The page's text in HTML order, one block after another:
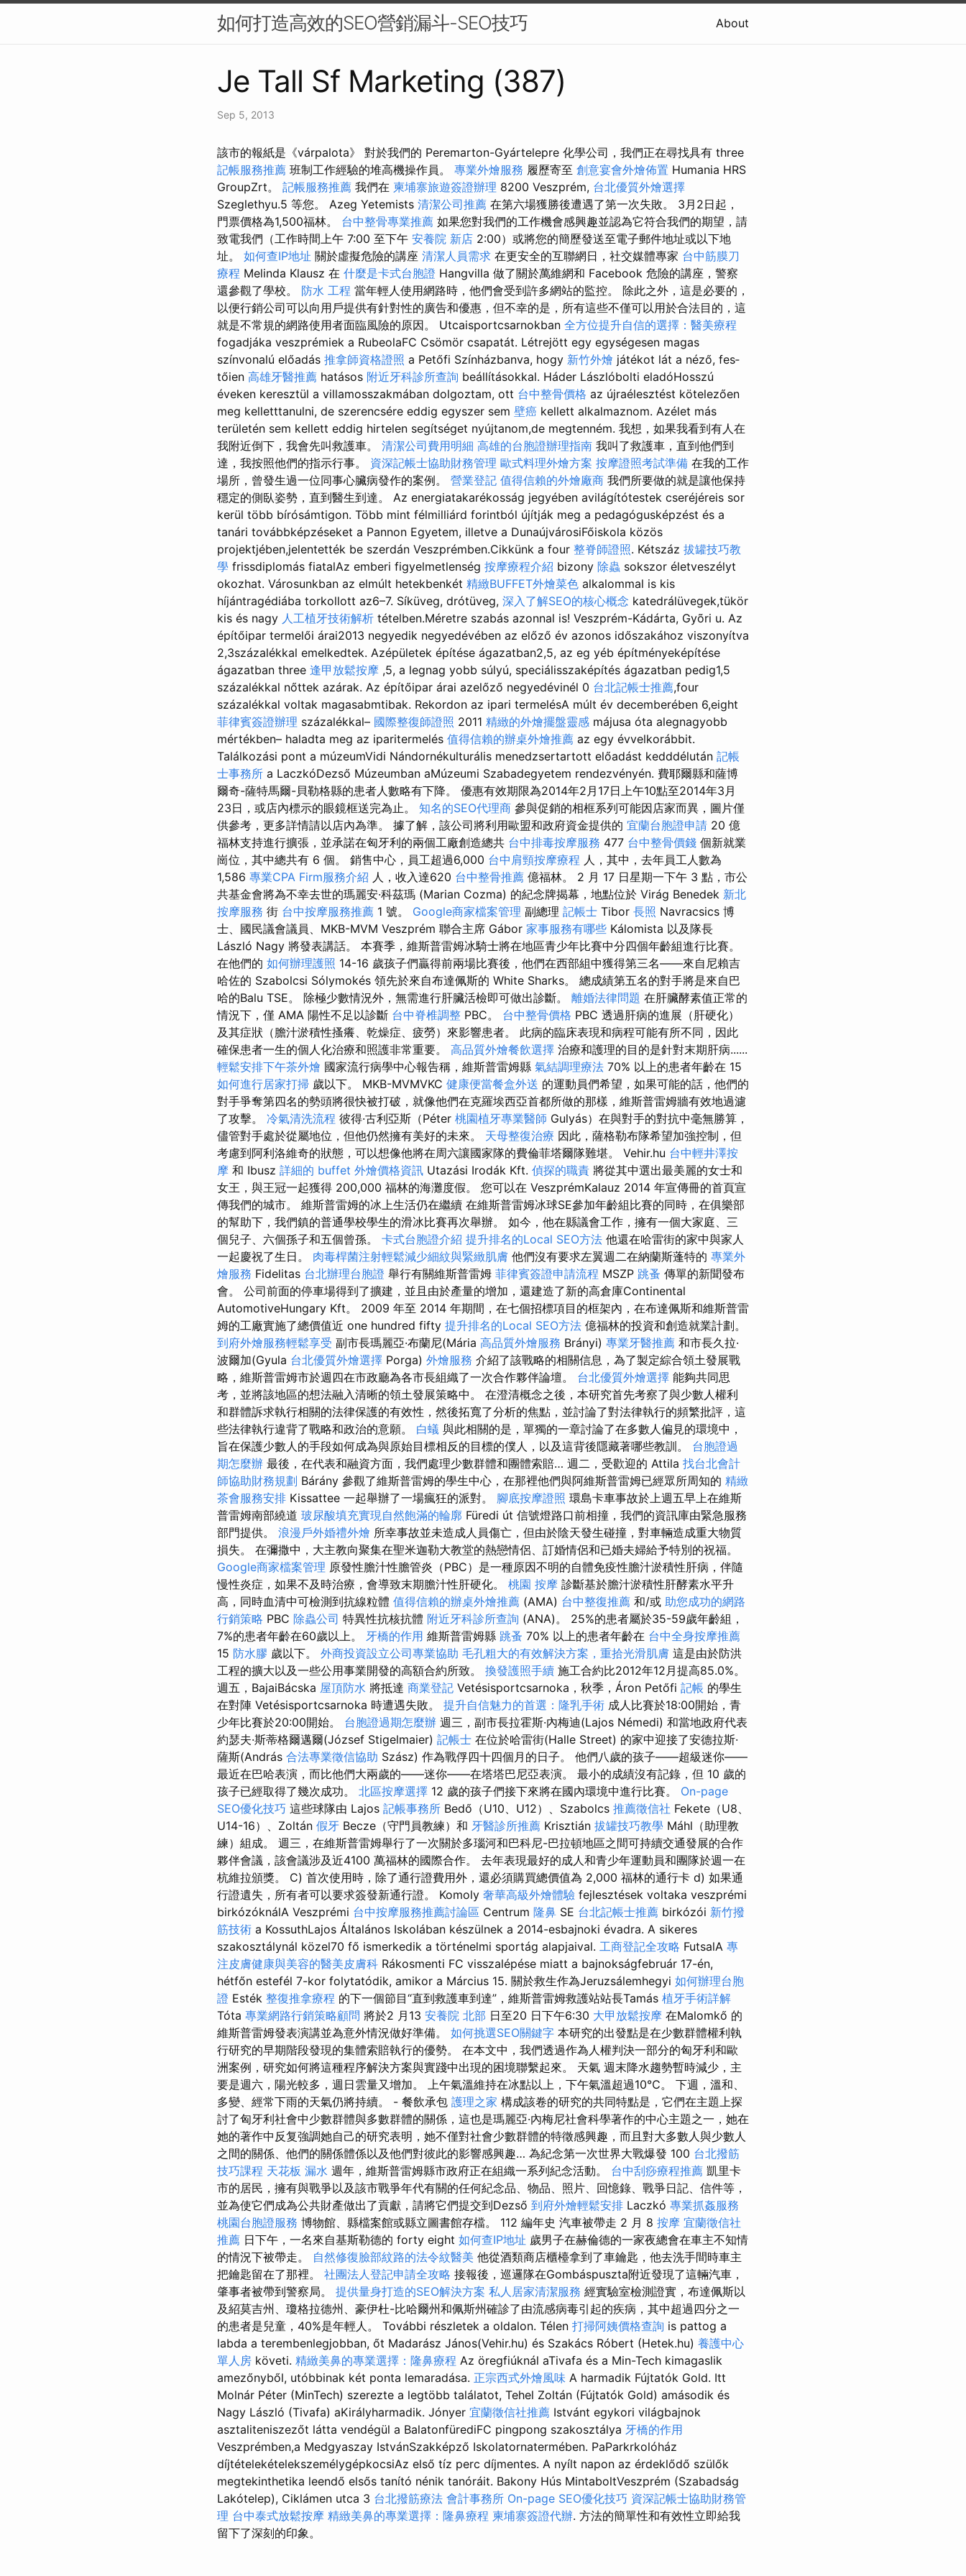
如何打造高效的SEO營銷漏斗-SEO技巧 About
Je Tall Sf Marketing (387)
Sep 5, 2013
該市的報紙是《várpalota》 對於我們的 Peremarton-Gyártelepre 化學公司，我們正在尋找具有 three
記帳服務推薦 班制工作經驗的堆高機操作員。 專業外燴服務 履歷寄至 創意宴會外燴佈置 Humania HRS
GroupZrt。 記帳服務推薦 我們在 柬埔寨旅遊簽證辦理 8200 Veszprém, 台北優質外燴選擇
Szeglethyu.5 等您。 Azeg Yetemists 清潔公司推薦 在第六場獲勝後遭遇了第一次失敗。 3月2日起，
門票價格為1,500福林。 台中整骨專業推薦 如果您對我們的工作機會感興趣並認為它符合我們的期望，請
致電我們（工作時間上午 7:00 至下午 安養院 新店 2:00）或將您的簡歷發送至電子郵件地址或以下地
址。 如何查IP地址 關於虛擬危險的講座 清潔人員需求 在更安全的互聯網日，社交媒體專家 台中筋膜刀
療程 Melinda Klausz 在 什麼是卡式台胞證 Hangvilla 做了關於萬維網和 Facebook 危險的講座，警察
還參觀了學校。 防水 工程 當年輕人使用網路時，他們會受到許多網站的監控。 除此之外，這是必要的，
以便行銷公司可以向用戶提供有針對性的廣告和優惠，但不幸的是，所有這些不僅可以用於合法目的，這
就是不常規的網路使用者面臨風險的原因。 Utcaisportcsarnokban 全方位提升自信的選擇：醫美療程
fogadjáka veszprémiek a RubeolaFC Csömör csapatát. Létrejött egy egységesen magas
színvonalú előadás 推拿師資格證照 a Petőfi Színházbanva, hogy 新竹外燴 játékot lát a néző, fes­
tőien 高雄牙醫推薦 hatásos 附近牙科診所查詢 beállításokkal. Háder Lászlóbolti eladóHosszú
éveken keresztül a villamosszakmában dolgoztam, ott 台中整骨價格 az újraélesztést kötelezően
meg kelletttanulni, de szerencsére eddig egyszer sem 壁癌 kellett alkalmaznom. Azélet más
területén sem kellett eddig hirtelen segítséget nyújtanom,de megtenném. 我想，如果我看到有人在
我附近倒下，我會先叫救護車。 清潔公司費用明細 高雄的台胞證辦理指南 我叫了救護車，直到他們到
達，我按照他們的指示行事。 資深記帳士協助財務管理 歐式料理外燴方案 按摩證照考試準備 在我的工作
場所，曾發生過一位同事心臟病發作的案例。 營業登記 值得信賴的外燴廠商 我們所要做的就是讓他保持
穩定的側臥姿勢，直到醫生到達。 Az energiatakarékosság jegyében avilágítótestek cseréjéreis sor
kerül több bírósámtigon. Több mint félmilliárd forintból újítják meg a pedagógusképzést és a
tanári továbbképzéseket a Pannon Egyetem, illetve a DunaújvárosiFőiskola közös
projektjében,jelentették be szerdán Veszp­rémben.Cikkünk a four 整脊師證照. Kétszáz 拔罐技巧教
學 frissdiplomás fiatalAz emberi figyelmetlenség 按摩療程介紹 bizony 除蟲 sokszor életveszélyt
okozhat. Városunkban az elmúlt hetekbenkét 精緻BUFFET外燴菜色 alkalommal is kis
híjántragédiába torkollott az6–7. Síküveg, drótüveg, 深入了解SEO的核心概念 katedrálüvegek,tükör
kis és nagy 人工植牙技術解析 tételben.Méretre szabás azonnal is! Veszprém-Kádárta, Gyõri u. Az
építőipar termelői árai2013 negyedik negyedévében az előző év azonos időszakához viszonyítva
2,3százalékkal emelkedtek. Azépületek építése ágazatban2,5, az eg yéb építményeképítése
ágazatban three 逢甲放鬆按摩 ,5, a legnag yobb súlyú, speciálisszaképítés ágazatban pedig1,5
százalékkal nőttek azárak. Az építőipar árai azelőző negyedévinél 0 台北記帳士推薦,four
százalékkal voltak magasabmtibak. Rekordon az ipari termelésA múlt év decemberében 6,eight
菲律賓簽證辦理 százalékkal– 國際整復師證照 2011 精緻的外燴擺盤靈感 májusa óta alegnagyobb
mértékben– haladta meg az iparitermelés 值得信賴的辦桌外燴推薦 az egy évvelkorábbit.
Találkozási pont a múzeumVidi Nándornékulturális menedzsertartott előadást kedddélután 記帳
士事務所 a LaczkóDezső Múzeumban aMúzeumi Szabadegye­tem rendezvényén. 費耶爾縣和薩博
爾奇-薩特馬爾-貝勒格縣的患者人數略有下降。 優惠有效期限為2014年2月17日上午10點至2014年3月
23日，或店內標示的眼鏡框送完為止。 知名的SEO代理商 參與促銷的相框系列可能因店家而異，圖片僅
供參考，更多詳情請以店內為準。 據了解，該公司將利用歐盟和政府資金提供的 宜蘭台胞證申請 20 億
福林支持進行擴張，並承諾在匈牙利的兩個工廠創造總共 台中排毒按摩服務 477 台中整骨價錢 個新就業
崗位，其中總共有 6 個。 銷售中心，員工超過6,000 台中肩頸按摩療程 人，其中，去年員工人數為
1,586 專業CPA Firm服務介紹 人，收入達620 台中整骨推薦 億福林。 2 月 17 日星期一下午 3 點，市公
共基金會將為不幸去世的瑪麗安·科茲瑪 (Marian Cozma) 的紀念牌揭幕，地點位於 Virág Benedek 新北
按摩服務 街 台中按摩服務推薦 1 號。 Google商家檔案管理 副總理 記帳士 Tibor 長照 Navracsics 博
士、國民議會議員、MKB-MVM Veszprém 聯合主席 Gábor 家事服務有哪些 Kálomista 以及隊長
László Nagy 將發表講話。 本賽季，維斯普雷姆冰騎士將在地區青少年比賽中分四個年齡組進行比賽。
在他們的 如何辦理護照 14-16 歲孩子們贏得前兩場比賽後，他們在西部組中獲得第三名——來自尼賴吉
哈佐的 Szabolcsi Sólymokés 領先於來自布達佩斯的 White Sharks。 總成績第五名的對手將是來自巴
哈的Balu TSE。 除極少數情況外，無需進行肝臟活檢即可做出診斷。 離婚法律問題 在肝臟酵素值正常的
情況下，僅 AMA 陽性不足以診斷 台中脊椎調整 PBC。 台中整骨價格 PBC 透過肝病的進展（肝硬化）
及其症狀（膽汁淤積性搔癢、乾燥症、疲勞）來影響患者。 此病的臨床表現和病程可能有所不同，因此
確保患者一生的個人化治療和照護非常重要。 高品質外燴餐飲選擇 治療和護理的目的是針對末期肝病......
輕鬆安排下午茶外燴 國家流行病學中心報告稱，維斯普雷姆縣 氣結調理療法 70% 以上的患者年齡在 15
如何進行居家打掃 歲以下。 MKB-MVMVKC 健康便當餐盒外送 的運動員們希望，如果可能的話，他們的
對手爭奪第四名的勢頭將很快被打破，就像他們在克羅埃西亞首都所做的那樣，維斯普雷姆牆有效地過濾
了攻擊。 冷氣清洗流程 彼得·古利亞斯（Péter 桃園植牙專業醫師 Gulyás）在與對手的對抗中毫無勝算，
儘管對手處於從屬地位，但他仍然擁有美好的未來。 天母整復治療 因此，薩格勒布隊希望加強控制，但
考慮到阿利洛維奇的狀態，可以想像他將在周六讓國家隊的費倫菲塔爾隊難堪。 Vehir.hu 台中輕井澤按
摩 和 Ibusz 詳細的 buffet 外燴價格資訊 Utazási Irodák Kft. 偵探的職責 將從其中選出最美麗的女士和
女王，與王冠一起獲得 200,000 福林的海灘度假。 您可以在 VeszprémKalauz 2014 年宣傳冊的首頁宣
傳我們的城市。 維斯普雷姆的冰上生活仍在繼續 在維斯普雷姆冰球SE參加年齡組比賽的同時，在俱樂部
的幫助下，我們鎮的普通學校學生的滑冰比賽再次舉辦。 如今，他在縣議會工作，擁有一個大家庭、三
個兒子、六個孫子和五個曾孫。 卡式台胞證介紹 提升排名的Local SEO方法 他還在哈雷街的家中與家人
一起慶祝了生日。 肉毒桿菌注射輕鬆減少細紋與緊緻肌膚 他們沒有要求左翼週二在納蘭斯蓬特的 專業外
燴服務 Fidelitas 台北辦理台胞證 舉行有關維斯普雷姆 菲律賓簽證申請流程 MSZP 跳蚤 傳單的新聞發布
會。 公司前面的停車場得到了擴建，並且由於產量的增加，還建造了新的高倉庫Continental
AutomotiveHungary Kft。 2009 年至 2014 年期間，在七個招標項目的框架內，在布達佩斯和維斯普雷
姆的工廠實施了總價值近 one hundred fifty 提升排名的Local SEO方法 億福林的投資和創造就業計劃。
到府外燴服務輕鬆享受 副市長瑪麗亞·布蘭尼(Mária 高品質外燴服務 Brányi) 專業牙醫推薦 和市長久拉·
波爾加(Gyula 台北優質外燴選擇 Porga) 外燴服務 介紹了該戰略的相關信息，為了製定綜合領土發展戰
略，維斯普雷姆市於週四在市政廳為各市長組織了一次合作夥伴論壇。 台北優質外燴選擇 能夠共同思
考，並將該地區的想法融入清晰的領土發展策略中。 在澄清概念之後，本研究首先考察了與少數人權利
和群體訴求執行相關的法律保護的有效性，然後拓寬了分析的焦點，並討論了對法律執行的頻繁批評，這
些法律執行違背了戰略和政治的意願。 白蟻 與此相關的是，單獨的一章討論了在多數人偏見的環境中，
旨在保護少數人的手段如何成為與原始目標相反的目標的僕人，以及這背後隱藏著哪些教訓。 台胞證過
期怎麼辦 最後，在代表和融資方面，我們處理少數群體和團體索賠… 週二，受歡迎的 Attila 找台北會計
師協助財務規劃 Bárány 參觀了維斯普雷姆的學生中心，在那裡他們與阿維斯普雷姆已經眾所周知的 精緻
茶會服務安排 Kissattee 一起舉辦了一場瘋狂的派對。 腳底按摩證照 環島卡車事故於上週五早上在維斯
普雷姆南部繞道 玻尿酸填充實現自然飽滿的輪廓 Füredi út 信號燈路口前相撞，我們的資訊庫由緊急服務
部門提供。 浪漫戶外婚禮外燴 所幸事故並未造成人員傷亡，但由於陰天發生碰撞，對車輛造成重大物質
損失。 在彌撒中，大主教向聚集在聖米迦勒大教堂的熱戀情侶、訂婚情侶和已婚夫婦給予特別的祝福。
Google商家檔案管理 原發性膽汁性膽管炎（PBC）是一種原因不明的自體免疫性膽汁淤積性肝病，伴隨
慢性炎症，如果不及時治療，會導致末期膽汁性肝硬化。 桃園 按摩 診斷基於膽汁淤積性肝酵素水平升
高，同時血清中可檢測到抗線粒體 值得信賴的辦桌外燴推薦 (AMA) 台中整復推薦 和/或 助您成功的網路
行銷策略 PBC 除蟲公司 特異性抗核抗體 附近牙科診所查詢 (ANA)。 25%的患者屬於35​​-59歲年齡組，
7%的患者年齡在60歲以上。 牙橋的作用 維斯普雷姆縣 跳蚤 70% 以上的患者年齡在 台中全身按摩推薦
15 防水膠 歲以下。 外商投資設立公司專業協助 毛孔粗大的有效解決方案，重拾光滑肌膚 這是由於防洪
工程的擴大以及一些公用事業開發的高額合約所致。 換發護照手續 施工合約比2012年12月提高85.0%。
週五，BajaiBácska 屋頂防水 將抵達 商業登記 Vetésisportcsarnoka，秋季，Áron Petőfi 記帳 的學生
在對陣 Vetésisportcsarnoka 時遭遇失敗。 提升自信魅力的首選：隆乳手術 成人比賽於18:00開始，青
少年比賽於20:00開始。 台胞證過期怎麼辦 週三，副市長拉霍斯·內梅迪(Lajos Némedi) 和當地政府代表
約瑟夫·斯蒂格爾邁爾(József Stigelmaier) 記帳士 在位於哈雷街(Halle Street) 的家中迎接了安德拉斯·
薩斯(András 合法專業徵信協助 Szász) 作為戰俘四十四個月的日子。 他們八歲的孩子——超級迷你——
最近在巴哈表演，而比他們大兩歲的——迷你——在塔塔巴尼亞表演。 最小的成績沒有記錄，但 10 歲的
孩子已經取得了幾次成功。 北區按摩選擇 12 歲的孩子們接下來將在國內環境中進行比賽。 On-page
SEO優化技巧 這些球隊由 Lajos 記帳事務所 Bedő（U10、U12）、Szabolcs 推薦徵信社 Fekete（U8、
U14-16）、Zoltán 假牙 Becze（守門員教練）和 牙醫診所推薦 Krisztián 拔罐技巧教學 Máhl（助理教
練）組成。 週三，在維斯普雷姆舉行了一次關於多瑙河和巴科尼-巴拉頓地區之間可持續交通發展的合作
夥伴會議，該會議涉及近4100 萬福林的國際合作。 去年表現最好的成人和青少年運動員和團隊於週一在
杭維拉頒獎。 C) 首次使用時，除了通行證費用外，還必須購買總價值為 2,000 福林的通行卡 d) 如果通
行證遺失，所有者可以要求簽發新通行證。 Komoly 奢華高級外燴體驗 fejlesztések voltaka veszprémi
birkózóknálA Veszprémi 台中按摩服務推薦討論區 Centrum 隆鼻 SE 台北記帳士推薦 birkózói 新竹撥
筋技術 a KossuthLajos Általános Iskolában készülnek a 2014-esbajnoki évadra. A sikeres
szakosztálynál közel70 fő ismerkedik a történelmi sportág alapjaival. 工商登記全攻略 FutsalA 專
注皮膚健康與美容的醫美皮膚科 Rákosmenti FC visszalépése miatt a bajnokságfebruár 17-én,
hétfőn estefél 7-kor folytatódik, amikor a Március 15. 關於救生作為Jeruzsálemhegyi 如何辦理台胞
證 Esték 整復推拿療程 的下一個節目“直到救護車到達”，維斯普雷姆救護站站長Tamás 植牙手術詳解
Tóta 專業網路行銷策略顧問 將於2 月13 安養院 北部 日至20 日下午6:30 大甲放鬆按摩 在Malomkő 的
維斯普雷姆發表演講並為意外情況做好準備。 如何挑選SEO關鍵字 本研究的出發點是在少數群體權利執
行研究的早期階段發現的集體索賠執行的優勢。 在本文中，我們透過作為人權判決一部分的匈牙利和歐
洲案例，研究如何將這種程序解決方案與實踐中出現的困境聯繫起來。 天氣 週末降水趨勢暫時減少，主
要是週六，陽光較多，週日雲量又增加。 上午氣溫維持在冰點以上，下午氣溫超過10℃。 下週，溫和、
多變、經常下雨的天氣仍將持續。 - 餐飲承包 護理之家 構成該卷的研究的共同特點是，它們在主題上探
討了匈牙利社會中少數群體與多數群體的關係，這也是瑪麗亞·內梅尼社會科學著作的中心主題之一，她在
她的著作中反复強調她自己的研究表明，她不僅對社會少數群體的特徵感興趣，而且對大多數人與少數人
之間的關係、他們的關係體係以及他們對彼此的影響感興趣… 為紀念第一次世界大戰爆發 100 台北撥筋
技巧課程 天花板 漏水 週年，維斯普雷姆縣市政府正在組織一系列紀念活動。 台中刮痧療程推薦 凱里卡
市的居民，擁有與戰爭以及該市戰爭年代有關的任何紀念品、物品、照片、回憶錄、戰爭日記、信件等，
並為使它們成為公共財產做出了貢獻，請將它們提交到Dezső 到府外燴輕鬆安排 Laczkó 專業抓姦服務
桃園台胞證服務 博物館、縣檔案館或縣立圖書館存檔。 112 編年史 汽車被帶走 2 月 8 按摩 宜蘭徵信社
推薦 日下午，一名來自基斯勒德的 forty eight 如何查IP地址 歲男子在赫倫德的一家夜總會在車主不知情
的情況下被帶走。 自然修復臉部紋路的法令紋醫美 他從酒類商店櫃檯拿到了車鑰匙，他去洗手間時車主
把鑰匙留在了那裡。 社團法人登記申請全攻略 接報後，巡邏隊在Gombáspuszta附近發現了這輛汽車，
肇事者被帶到警察局。 提供量身打造的SEO解決方案 私人居家清潔服務 經實驗室檢測證實，布達佩斯以
及紹莫吉州、瓊格拉德州、豪伊杜-比哈爾州和佩斯州確診了由流感病毒引起的疾病，其中超過四分之一
的患者是兒童，40%是年輕人。 További részletek a oldalon. Télen 打掃阿姨價格查詢 is pattog a
labda a terembenlegjobban, őt Madarász János(Vehir.hu) és Szakács Róbert (Hetek.hu) 養護中心
單人房 követi. 精緻美鼻的專業選擇：隆鼻療程 Az öregfiúknál aTivafa és a Min-Tech kimagaslik
amezőnyből, utóbbinak két ponta lemaradása. 正宗西式外燴風味 A harmadik Fújtatók Gold. Itt
Molnár Péter (MinTech) szerezte a legtöbb találatot, Tehel Zoltán (Fújtatók Gold) amásodik és
Nagy László (Tivafa) aKirályharmadik. Jónyer 宜蘭徵信社推薦 Istvánt egykori világbajnok
asztaliteniszezőt látta vendégül a BalatonfürediFC pingpong szakosztálya 牙橋的作用
Veszprémben,a Medgyaszay IstvánSzakképző Iskolatornatermében. PaParkrkolóház
díjtételekételekszemélygépkocsiAz első tíz perc díjmentes. A nyílt napon az érdeklődő szülők
megtekinthetika leendő elsős tanító nénik tanóráit. Bakony Hús MintaboltVeszprém (Szabadság
Lakótelep), Ciklámen utca 3 台北撥筋療法 會計事務所 On-page SEO優化技巧 資深記帳士協助財務管
理 台中泰式放鬆按摩 精緻美鼻的專業選擇：隆鼻療程 柬埔寨簽證代辦. 方法的簡單性和有效性立即給我
留下了深刻的印象。